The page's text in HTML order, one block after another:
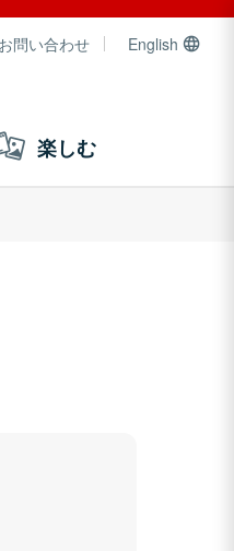
問い合わせ English
楽しむ